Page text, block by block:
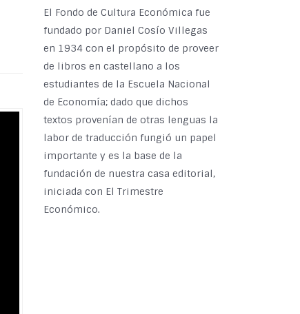
El Fondo de Cultura Económica fue
fundado por Daniel Cosío Villegas
en 1934 con el propósito de proveer
de libros en castellano a los
estudiantes de la Escuela Nacional
de Economía; dado que dichos
textos provenían de otras lenguas la
labor de traducción fungió un papel
importante y es la base de la
fundación de nuestra casa editorial,
iniciada con El Trimestre
Económico.